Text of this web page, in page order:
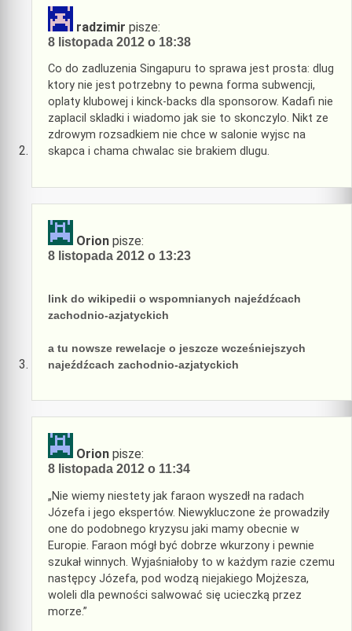
radzimir pisze:
8 listopada 2012 o 18:38
Co do zadluzenia Singapuru to sprawa jest prosta: dlug
ktory nie jest potrzebny to pewna forma subwencji,
oplaty klubowej i kinck-backs dla sponsorow. Kadafi nie
zaplacil skladki i wiadomo jak sie to skonczylo. Nikt ze
zdrowym rozsadkiem nie chce w salonie wyjsc na
skapca i chama chwalac sie brakiem dlugu.
Orion pisze:
8 listopada 2012 o 13:23
link do wikipedii o wspomnianych najeźdźcach
zachodnio-azjatyckich
a tu nowsze rewelacje o jeszcze wcześniejszych
najeźdźcach zachodnio-azjatyckich
Orion pisze:
8 listopada 2012 o 11:34
„Nie wiemy niestety jak faraon wyszedł na radach
Józefa i jego ekspertów. Niewykluczone że prowadziły
one do podobnego kryzysu jaki mamy obecnie w
Europie. Faraon mógł być dobrze wkurzony i pewnie
szukał winnych. Wyjaśniałoby to w każdym razie czemu
następcy Józefa, pod wodzą niejakiego Mojżesza,
woleli dla pewności salwować się ucieczką przez
morze.”